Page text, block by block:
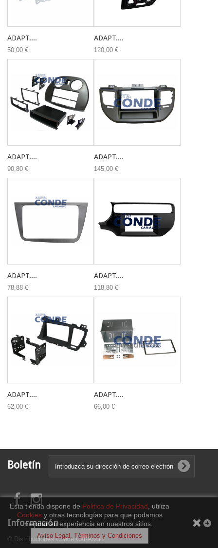
ADAPT....
50,00 €
ADAPT....
120,00 €
ADAPT....
90,80 €
ADAPT....
145,00 €
ADAPT....
78,88 €
ADAPT....
118,80 €
ADAPT....
62,00 €
ADAPT....
66,00 €
Boletín
Información
© Distribuciones Conde Car-Audio
Esta tienda dispone de Politica de Privacidad , utiliza
Cookiesy otras tecnologías para que podamos
mejorar su experiencia en nuestros sitios.
Aviso Legal, Términos y Condiciones